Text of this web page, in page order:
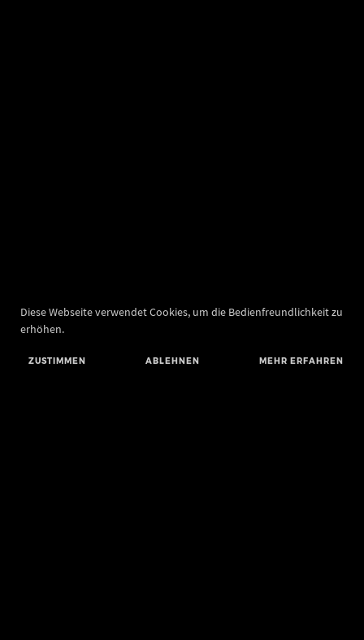
Diese Webseite verwendet Cookies, um die Bedienfreundlichkeit zu
erhöhen.
ZUSTIMMEN ABLEHNEN MEHR ERFAHREN